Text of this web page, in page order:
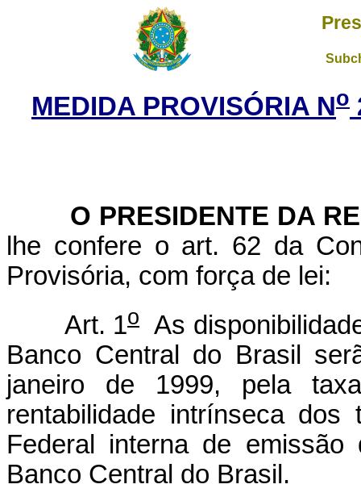
MEDIDA PROVISÓRIA No
O PRESIDENTE DA
lhe confere o art. 62 da
Provisória, com força de lei:
Art. 1o
As
Banco Central do Brasil
janeiro de 1999, pela
rentabilidade intrínseca
Federal interna de
Banco Central do Brasil.